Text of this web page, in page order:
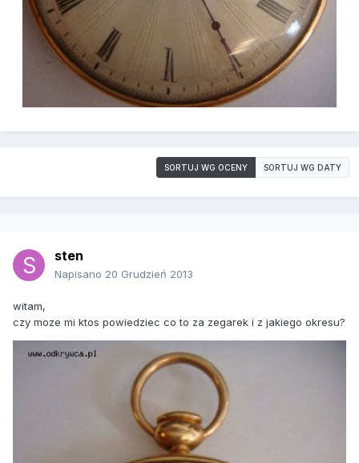
SORTUJ WG OCENY SORTUJ WG DATY
sten
Napisano 20 Grudzień 2013
witam,
czy moze mi ktos powiedziec co to za zegarek i z jakiego okresu?